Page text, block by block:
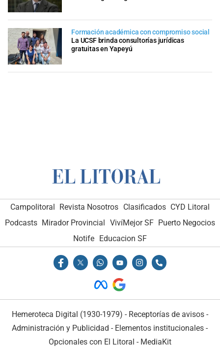
Formación académica con compromiso social
La UCSF brinda consultorías jurídicas
gratuitas en Yapeyú
Campolitoral Revista Nosotros Clasificados CYD Litoral
Podcasts Mirador Provincial VivíMejor SF Puerto Negocios
Notife
Educacion SF
Hemeroteca Digital (1930-1979) - Receptorías de avisos -
Administración y Publicidad - Elementos institucionales -
Opcionales con El Litoral - MediaKit